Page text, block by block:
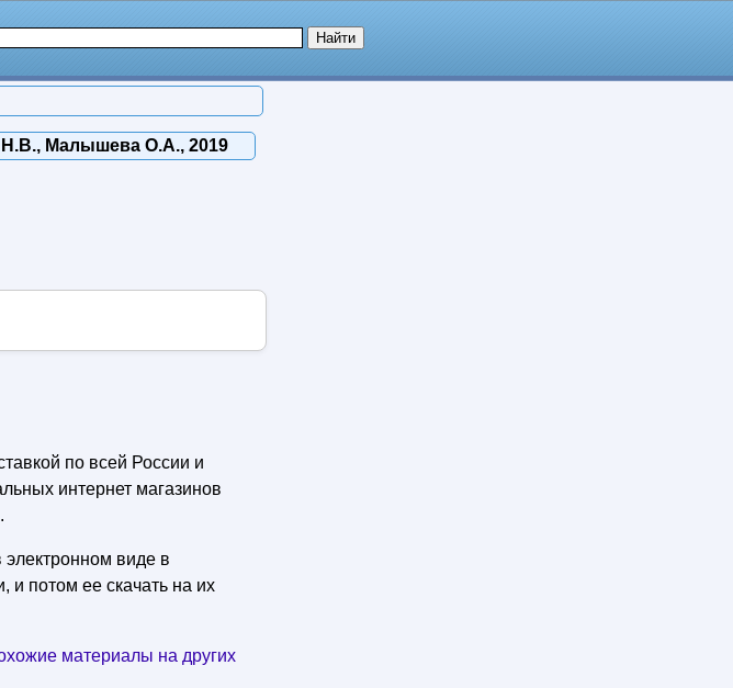
Н.В., Малышева О.А., 2019
по всей России и
интернет магазинов
электронном виде в
и потом ее скачать на их
материалы на других